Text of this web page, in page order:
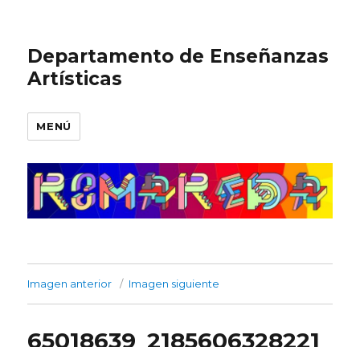
Departamento de Enseñanzas
Artísticas
MENÚ
Imagen anterior Imagen siguiente
65018639_2185606328221